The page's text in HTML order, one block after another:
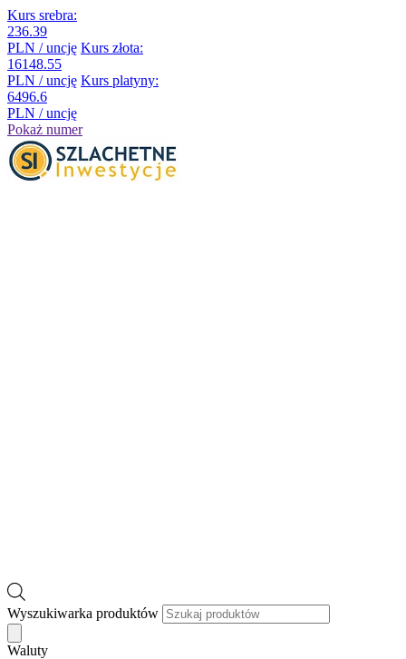
Kurs srebra:
236.39
PLN / uncję Kurs złota:
16148.55
PLN / uncję Kurs platyny:
6496.6
PLN / uncję
Pokaż numer
Wyszukiwarka produktów
Waluty